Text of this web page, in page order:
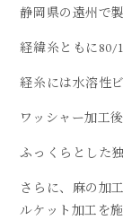
静岡県の遠州で製
経緯糸ともに80/
経糸には水溶性
ワッシャー加工
ふっくらとした
さらに、麻の加
ルケット加工を施